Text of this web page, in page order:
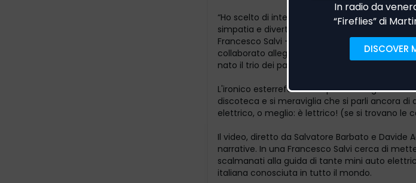
“Ho scelto di interpretare questo brano
simpatia e divertimento, una situazione
Francesco Salvi - poi Agosta & Mitch Dj sono
collaborato allegramente e si è creata una
nato il trio dei paninari”.
L'ironico esterrefatto interprete dialoga con
discoteca e si meraviglia che si parli ancora di
elettrico, o meglio: è lettrico! (se si trovano le
Il video, diretto da Salvatore Barbato e Davide
narrative. In una Francesco Salvi cerca di
scalmanati alla guida di tante mini auto
italiana conosciuta in tutto il mondo.